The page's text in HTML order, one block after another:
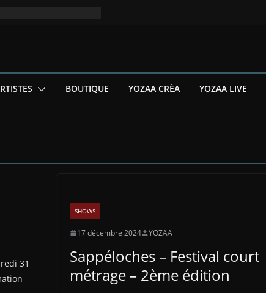
BOUTIQUE YOZAA CRÉA YOZAA LIVE
31
SHOWS
17 décembre 2024 YOZAA
Sappéloches – Festival court
métrage – 2ème édition